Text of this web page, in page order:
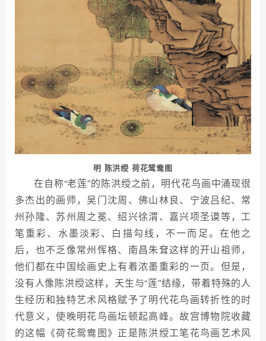
明 陈洪绶 荷花鸳鸯图
在自称“老莲”的陈洪绶之前，明代花鸟画中涌现很
多杰出的画师，吴门沈周、佛山林良、宁波吕纪、常
州孙隆、苏州周之冕、绍兴徐渭、嘉兴项圣谟等，工
笔重彩、水墨淡彩、白描勾线，不一而足。在他之
后，也不乏像常州恽格、南昌朱耷这样的开山祖师，
他们都在中国绘画史上有着浓墨重彩的一页。但是，
没有人像陈洪绶这样，天生与“莲”结缘，带着特殊的人
生经历和独特艺术风格赋予了明代花鸟画转折性的时
代意义，使晚明花鸟画坛顿起高峰。故宫博物院收藏
的这幅《荷花鸳鸯图》正是陈洪绶工笔花鸟画艺术风